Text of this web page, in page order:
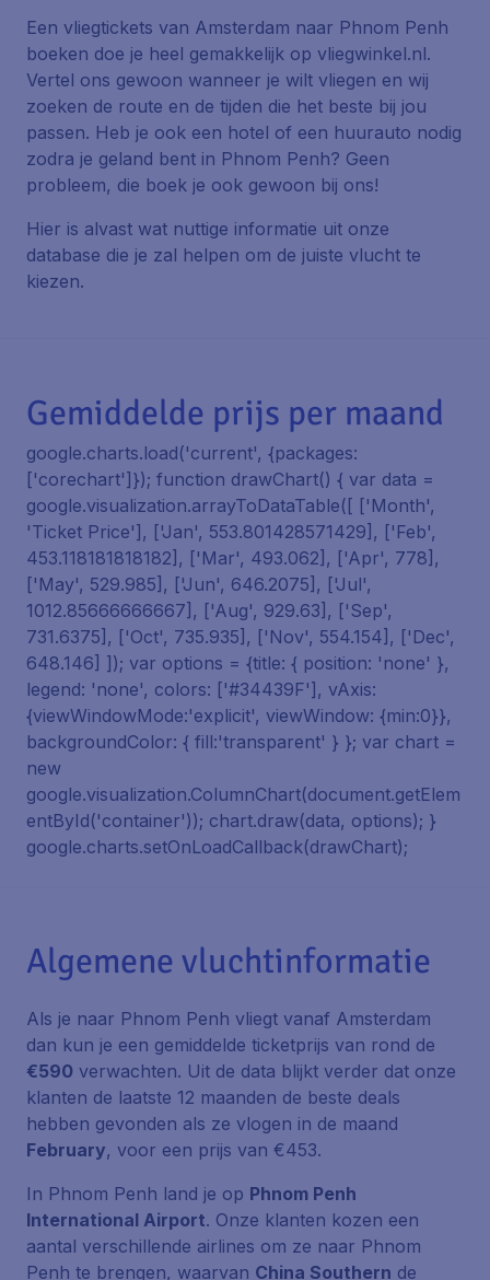
Een vliegtickets van Amsterdam naar Phnom Penh
boeken doe je heel gemakkelijk op vliegwinkel.nl.
Vertel ons gewoon wanneer je wilt vliegen en wij
zoeken de route en de tijden die het beste bij jou
passen. Heb je ook een hotel of een huurauto nodig
zodra je geland bent in Phnom Penh? Geen
probleem, die boek je ook gewoon bij ons!
Hier is alvast wat nuttige informatie uit onze
database die je zal helpen om de juiste vlucht te
kiezen.
Gemiddelde prijs per maand
google.charts.load('current', {packages:
['corechart']}); function drawChart() { var data =
google.visualization.arrayToDataTable([ ['Month',
'Ticket Price'], ['Jan', 553.801428571429], ['Feb',
453.118181818182], ['Mar', 493.062], ['Apr', 778],
['May', 529.985], ['Jun', 646.2075], ['Jul',
1012.85666666667], ['Aug', 929.63], ['Sep',
731.6375], ['Oct', 735.935], ['Nov', 554.154], ['Dec',
648.146] ]); var options = {title: { position: 'none' },
legend: 'none', colors: ['#34439F'], vAxis:
{viewWindowMode:'explicit', viewWindow: {min:0}},
backgroundColor: { fill:'transparent' } }; var chart =
new
google.visualization.ColumnChart(document.getElem
entById('container')); chart.draw(data, options); }
google.charts.setOnLoadCallback(drawChart);
Algemene vluchtinformatie
Als je naar Phnom Penh vliegt vanaf Amsterdam
dan kun je een gemiddelde ticketprijs van rond de
€590 verwachten. Uit de data blijkt verder dat onze
klanten de laatste 12 maanden de beste deals
hebben gevonden als ze vlogen in de maand
February, voor een prijs van €453.
In Phnom Penh land je op Phnom Penh
International Airport. Onze klanten kozen een
aantal verschillende airlines om ze naar Phnom
Penh te brengen, waarvan China Southern de